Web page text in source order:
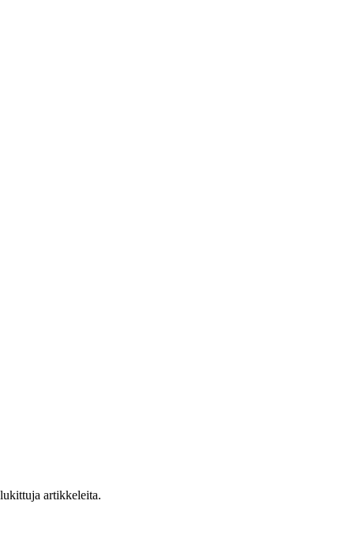
artikkeleita.